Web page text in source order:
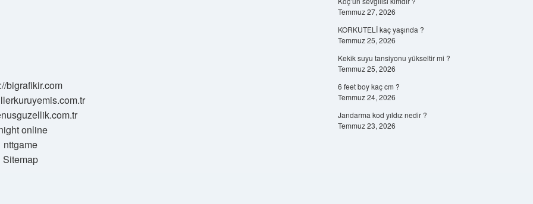
bigrafikir.com
online
nttgame
Sitemap
Temmuz 27, 2026
KORKUTELİ kaç yaşında ?
Temmuz 25, 2026
Kekik suyu tansiyonu yükseltir mi ?
Temmuz 25, 2026
6 feet boy kaç cm ?
Temmuz 24, 2026
Jandarma kod yıldız nedir ?
Temmuz 23, 2026